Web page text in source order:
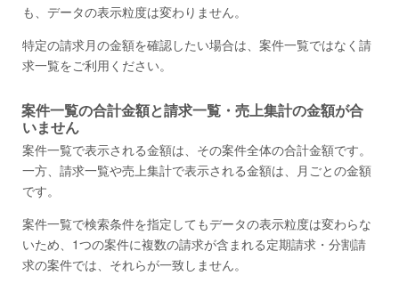
も、データの表示粒度は変わりません。
特定の請求月の金額を確認したい場合は、案件一覧ではなく請
求一覧をご利用ください。
案件一覧の合計金額と請求一覧・売上集計の金額が合
いません
案件一覧で表示される金額は、その案件全体の合計金額です。
一方、請求一覧や売上集計で表示される金額は、月ごとの金額
です。
案件一覧で検索条件を指定してもデータの表示粒度は変わらな
いため、1つの案件に複数の請求が含まれる定期請求・分割請
求の案件では、それらが一致しません。